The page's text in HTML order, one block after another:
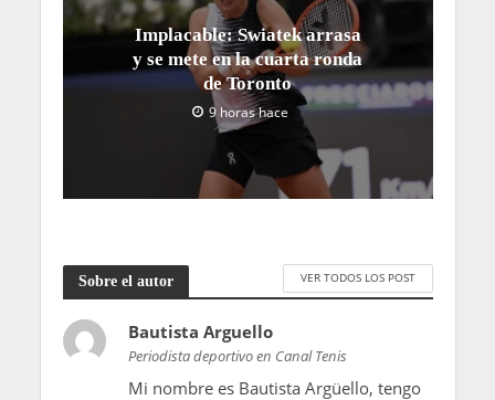
Implacable: Swiatek arrasa
y se mete en la cuarta ronda
de Toronto
9 horas hace
Sobre el autor VER TODOS LOS POST
Bautista Arguello
Periodista deportivo en Canal Tenis
Mi nombre es Bautista Argüello, tengo